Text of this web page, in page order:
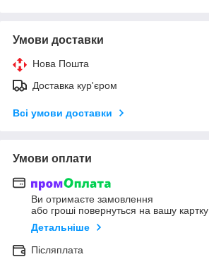
Умови доставки
Нова Пошта
Доставка кур'єром
Всі умови доставки
Умови оплати
Ви отримаєте замовлення
або гроші повернуться на вашу картку
Детальніше
Післяплата